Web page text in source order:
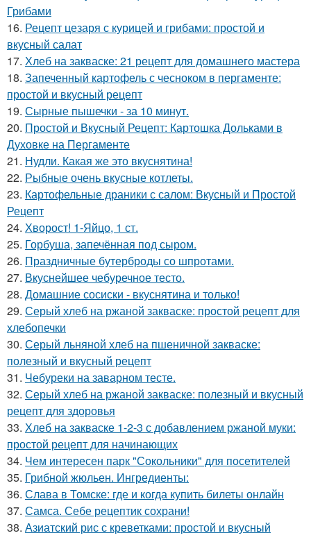
Грибами
16. Рецепт цезаря с курицей и грибами: простой и
вкусный салат
17. Хлеб на закваске: 21 рецепт для домашнего мастера
18. Запеченный картофель с чесноком в пергаменте:
простой и вкусный рецепт
19. Сырные пышечки - за 10 минут.
20. Простой и Вкусный Рецепт: Картошка Дольками в
Духовке на Пергаменте
21. Нудли. Какая же это вкуснятина!
22. Рыбные очень вкусные котлеты.
23. Картофельные драники с салом: Вкусный и Простой
Рецепт
24. Хворост! 1-Яйцо, 1 ст.
25. Горбуша, запечённая под сыром.
26. Праздничные бутерброды со шпротами.
27. Вкуснейшее чебуречное тесто.
28. Домашние сосиски - вкуснятина и только!
29. Серый хлеб на ржаной закваске: простой рецепт для
хлебопечки
30. Серый льняной хлеб на пшеничной закваске:
полезный и вкусный рецепт
31. Чебуреки на заварном тесте.
32. Серый хлеб на ржаной закваске: полезный и вкусный
рецепт для здоровья
33. Хлеб на закваске 1-2-3 с добавлением ржаной муки:
простой рецепт для начинающих
34. Чем интересен парк "Сокольники" для посетителей
35. Грибной жюльен. Ингредиенты:
36. Слава в Томске: где и когда купить билеты онлайн
37. Самса. Себе рецептик сохрани!
38. Азиатский рис с креветками: простой и вкусный